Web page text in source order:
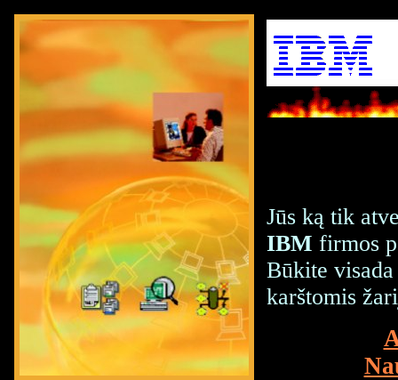
Jūs ką tik
IBM firmos
Būkite
karštomis